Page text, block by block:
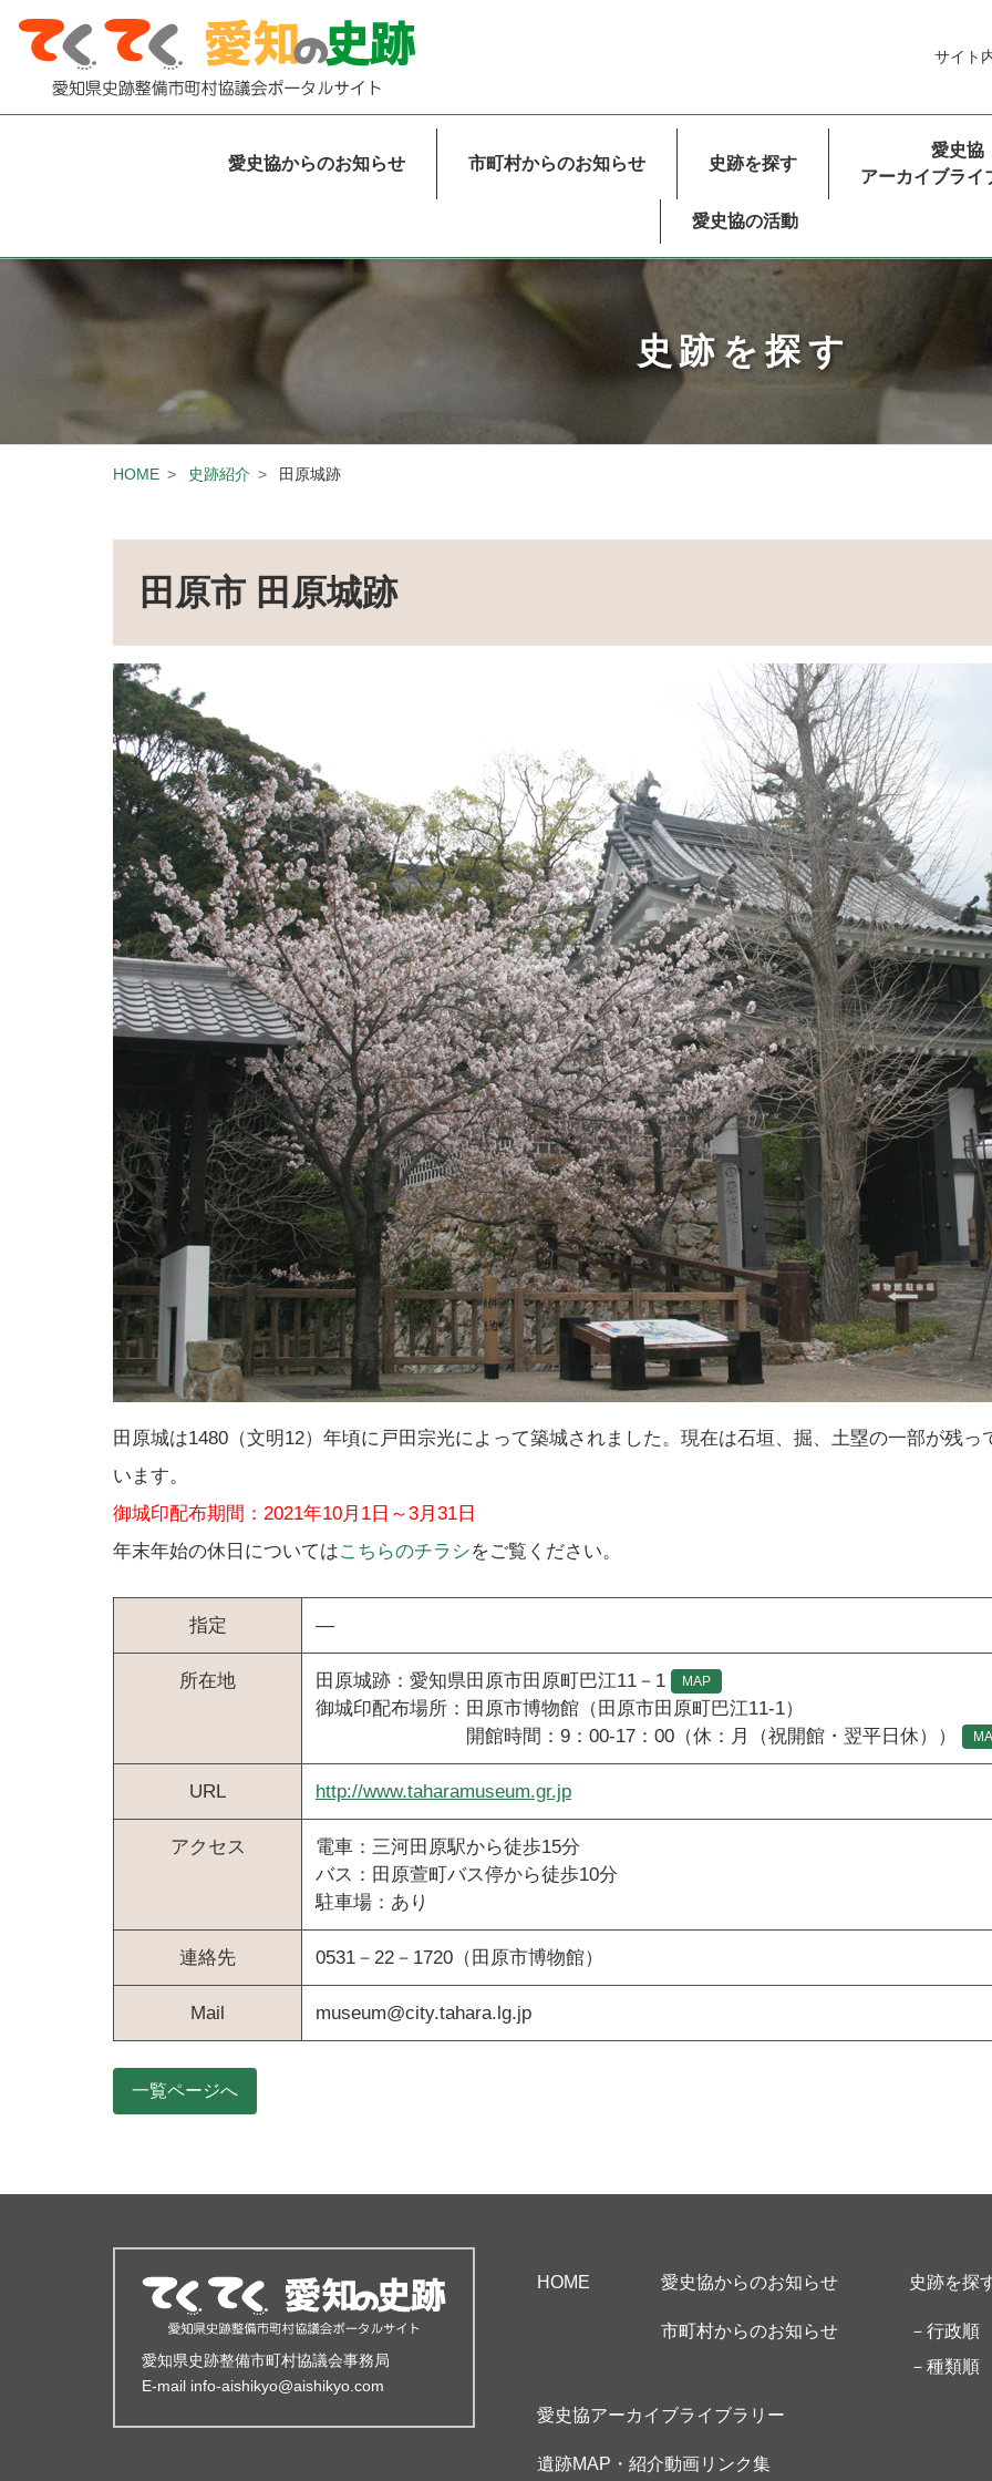
田原城跡
サイト
デスクトップ用グローバルナビゲーション
愛史協からのお知らせ 市町村からのお知らせ 史跡を探す
愛史協
アーカイブライ
愛史協の活動
史跡を探す
パンくずリスト
HOME 史跡紹介 田原城跡
田原市 田原城跡
田原城は1480（文明12）年頃に戸田宗光によって築城されました。現在は石垣、掘、土塁の一部が残
います。
御城印配布期間：2021年10月1日～3月31日
年末年始の休日についてはこちらのチラシをご覧ください。
指定 ―
所在地 田原城跡：愛知県田原市田原町巴江11－1 MAP
御城印配布場所：田原市博物館（田原市田原町巴江11-1）
開館時間：9：00-17：00（休：月（祝開館・翌平日休））
URL http://www.taharamuseum.gr.jp
アクセス
電車：三河田原駅から徒歩15分
バス：田原萱町バス停から徒歩10分
駐車場：あり
連絡先 0531－22－1720（田原市博物館）
Mail museum@city.tahara.lg.jp
一覧ページへ
サイト情報
愛知県史跡整備市町村協議会事務局
E-mail info-aishikyo@aishikyo.com
サイトマップ
HOME 愛史協からのお知らせ
市町村からのお知らせ
史跡を探
－行政順
－種類順
愛史協アーカイブライブラリー
遺跡MAP・紹介動画リンク集